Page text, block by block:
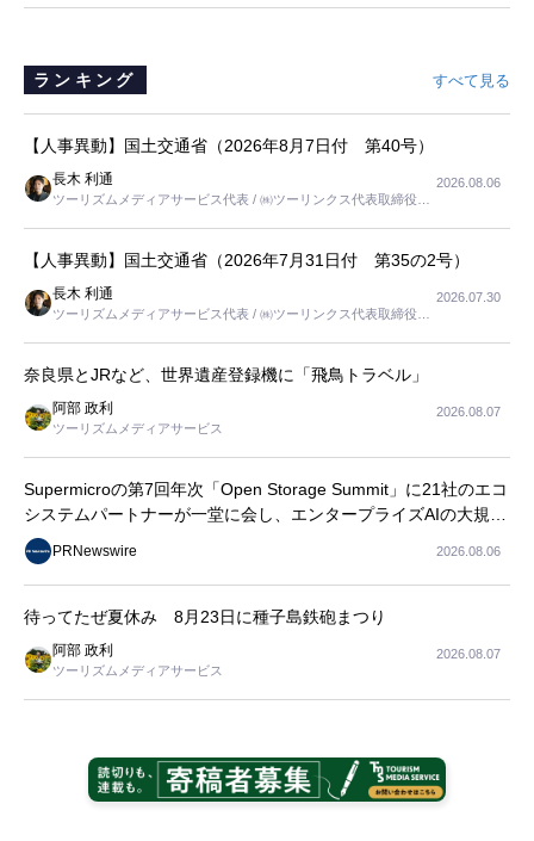
ランキング すべて見る
【人事異動】国土交通省（2026年8月7日付 第40号）
長木 利通
ツーリズムメディアサービス代表 / ㈱ツーリンクス代表取締役社
2026.08.06
【人事異動】国土交通省（2026年7月31日付 第35の2号）
長木 利通
ツーリズムメディアサービス代表 / ㈱ツーリンクス代表取締役社
2026.07.30
奈良県とJRなど、世界遺産登録機に「飛鳥トラベル」
阿部 政利
ツーリズムメディアサービス
2026.08.07
Supermicroの第7回年次「Open Storage Summit」に21社のエコ
システムパートナーが一堂に会し、エンタープライズAIの大規模
導入に関する実践的なガイダンスを共有
PRNewswire 2026.08.06
待ってたぜ夏休み 8月23日に種子島鉄砲まつり
阿部 政利
ツーリズムメディアサービス
2026.08.07